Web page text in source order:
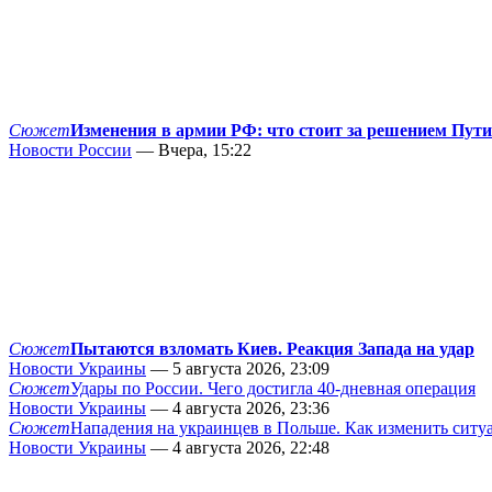
СюжетИзменения в армии РФ: что стоит за решением
Новости России — Вчера, 15:22
СюжетПытаются взломать Киев. Реакция Запада на удар
Новости Украины — 5 августа 2026, 23:09
СюжетУдары по России. Чего достигла 40-дневная операция
Новости Украины — 4 августа 2026, 23:36
СюжетНападения на украинцев в Польше. Как изменить
Новости Украины — 4 августа 2026, 22:48